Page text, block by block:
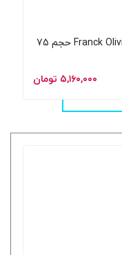
عطر ادکلن فرانک الیور نیچر Franck Olivier Nature حجم 75
۵,۱۶۰,۰۰۰ تومان